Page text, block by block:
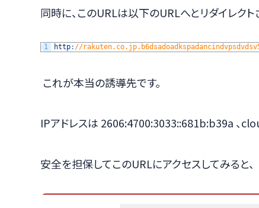
同時に、このURLは以下のURLへとリダイレクト
1 http: //
これが本当の誘導先です。
IPアドレスは 2606:4700:3033::681b:b39a 、
安全を担保してこのURLにアクセスしてみると、